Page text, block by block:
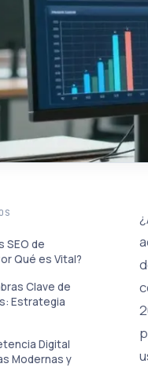
SEO de
Qué es Vital?
Clave de
Estrategia
Digital
Modernas y